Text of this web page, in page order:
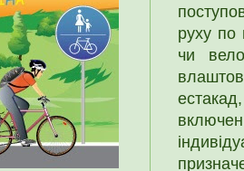
руху по
чи